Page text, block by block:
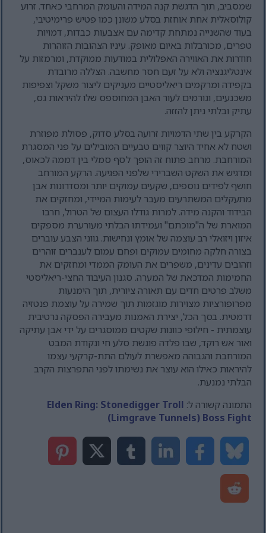
שמסביב, תוך הדגשת קנה המידה והעומק המרחבי כאחד. זרוע
קולוסאלית אחת אוחזת בסלע משונן כמו פטיש פרימיטיבי,
בעוד שהשנייה נמתחת קדימה עם אצבעות כבדות, דמויות
טפרים, מכורבלות באיום מאופק. עיניו הצהובות הזוהרות
חודרות את האווירה האפלולית במודעות ממוקדת, ומרמזות על
אינטליגנציה ולא על זעם חסר מחשבה. הצללה מרובדת
בקפידה ומרקמים ריאליסטיים מעניקים ליצור משקל וצפיפות
משכנעים, וגורמים לעור האבן המחוספס שלו להיראות גס,
עתיק ובלתי ניתן להזזה.
הקרקע בין שתי הדמויות זרועה בסלע סדוק, פסולת מפוזרת
ושטח לא אחיד היוצר קווים טבעיים המובילים על פני המסגרת
המורחבת. מרחב פתוח זה הופך לסף סמלי בין דממה לכאוס,
ומדגיש את השקט השברירי שלפני הפגיעה. הרקע המורחב
חושף לפידים נוספים, שקעים עמוקים יותר ומסדרונות אבן
מתעקלים המשתרעים מעבר לעימות המיידי, ומחזקים את
הבידוד והקנה מידה. למרות גודלו העצום של הטרול, חרבו
המוארת של ה"מוכתם" ועמידתו הבלתי מעורערת מספקים
איזון ויזואלי רב עוצמה של אומץ ונחישות. גווני הצבע עוברים
בצורה חלקה מחומים עמוקים ופחם עמום לענברים זוהרים
וזהובים עדינים, משפרים את העומק הממדי ומחזקים את
החמימות המדכאת של המערה. סגנון העיבוד החצי-ריאליסטי
משלב פרטים חדים עם תאורה ציורית, תוך הימנעות
מפרופורציות מצוירות מוגזמות תוך שמירה על עוצמת פנטזיה
דרמטית. בסך הכל, יצירת האמנות מעבירה הפסקה נרטיבית
עוצמתית - חילופי כוונות שקטים ממוסגרים על ידי אבן עתיקה
ואור אש רוקד, שבו פלדה פוגשת סלע חי ונקודת המבט
המורחבת והגבוהה מאפשרת לעולם התת-קרקעי עצמו
להיראות כאילו הוא עוצר את נשימתו לפני התפרצות הקרב
הבלתי נמנעת.
התמונה קשורה ל: Elden Ring: Stonedigger Troll
(Limgrave Tunnels) Boss Fight